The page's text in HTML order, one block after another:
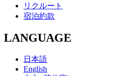
リクルート
宿泊約款
LANGUAGE
日本語
English